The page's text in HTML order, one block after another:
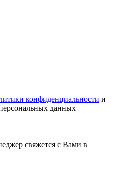
конфиденциальности и
данных
свяжется с Вами в